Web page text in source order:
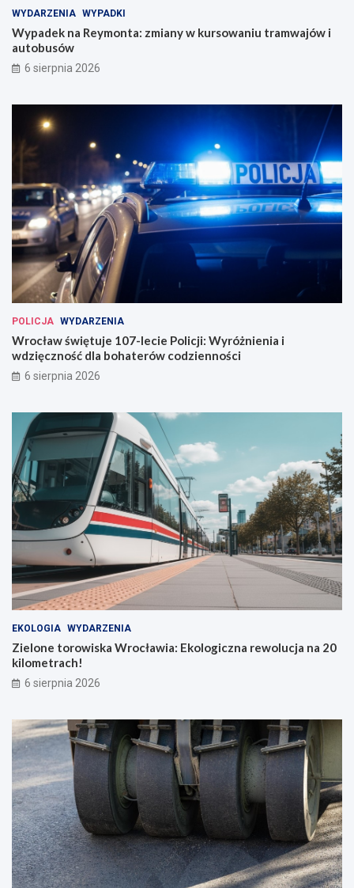
WYDARZENIA WYPADKI
Wypadek na Reymonta: zmiany w kursowaniu tramwajów i
autobusów
6 sierpnia 2026
POLICJA WYDARZENIA
Wrocław świętuje 107-lecie Policji: Wyróżnienia i
wdzięczność dla bohaterów codzienności
6 sierpnia 2026
EKOLOGIA WYDARZENIA
Zielone torowiska Wrocławia: Ekologiczna rewolucja na 20
kilometrach!
6 sierpnia 2026